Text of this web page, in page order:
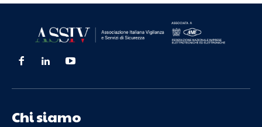
Chi siamo